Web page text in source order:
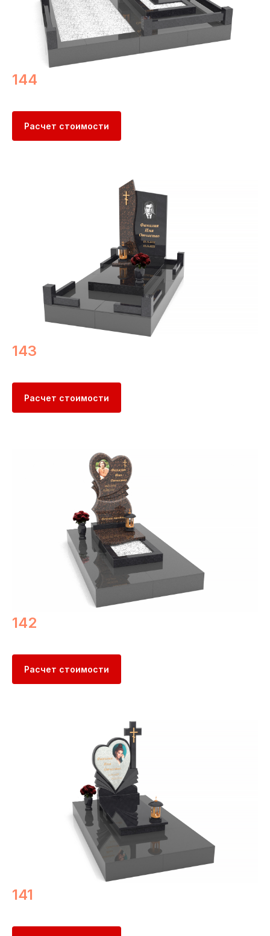
144
Расчет стоимости
143
Расчет стоимости
142
Расчет стоимости
141